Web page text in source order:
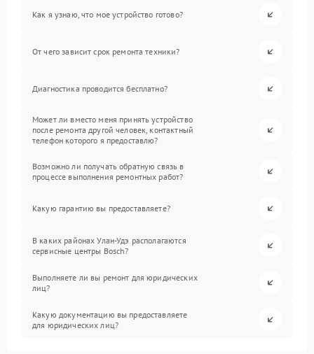
Как я узнаю, что мое устройство готово?
От чего зависит срок ремонта техники?
Диагностика проводится бесплатно?
Может ли вместо меня принять устройство
после ремонта другой человек, контактный
телефон которого я предоставлю?
Возможно ли получать обратную связь в
процессе выполнения ремонтных работ?
Какую гарантию вы предоставляете?
В каких районах Улан-Удэ располагаются
сервисные центры Bosch?
Выполняете ли вы ремонт для юридических
лиц?
Какую документацию вы предоставляете
для юридических лиц?